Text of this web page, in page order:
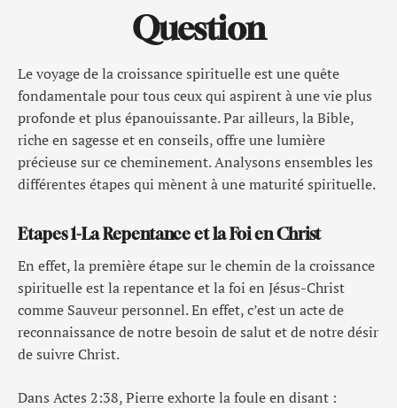
Question
Le voyage de la croissance spirituelle est une quête
fondamentale pour tous ceux qui aspirent à une vie plus
profonde et plus épanouissante. Par ailleurs, la Bible,
riche en sagesse et en conseils, offre une lumière
précieuse sur ce cheminement. Analysons ensembles les
différentes étapes qui mènent à une maturité spirituelle.
Etapes 1-La Repentance et la Foi en Christ
En effet, la première étape sur le chemin de la croissance
spirituelle est la repentance et la foi en Jésus-Christ
comme Sauveur personnel. En effet, c’est un acte de
reconnaissance de notre besoin de salut et de notre désir
de suivre Christ.
Dans Actes 2:38, Pierre exhorte la foule en disant :